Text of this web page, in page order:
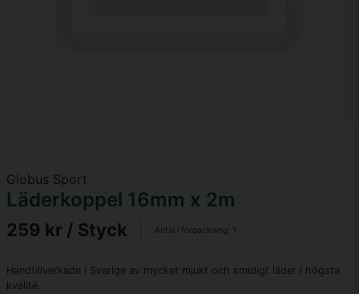
Globus Sport
Läderkoppel 16mm x 2m
259 kr / Styck Antal i förpackning: 1
Handtillverkade i Sverige av mycket mjukt och smidigt läder i högsta
kvalité.